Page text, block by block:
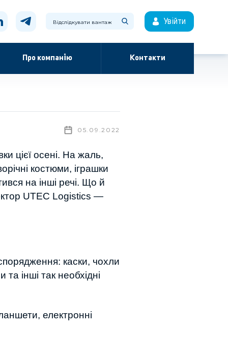
Увійти
Про компанію Контакти
05.09.2022
цієї осені. На жаль,
костюми, іграшки
на інші речі. Що й
UTEC Logistics —
каски, чохли
інші так необхідні
електронні